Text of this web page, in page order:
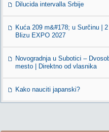
Dilucida intervalla Srbije
Kuća 209 m&#178; u Surčinu |
Blizu EXPO 2027
Novogradnja u Subotici –
mesto | Direktno od vlasnika
Kako nauciti japanski?